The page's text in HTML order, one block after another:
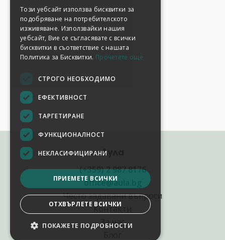
Аула
(+359) 2 987 8176
office@aula.bg
Често задавани въпроси
Контакти
За нас
Този уебсайт използва бисквитки за
подобряване на потребителското
изживяване. Използвайки нашия
уебсайт, Вие се съгласявате с всички
бисквитки в съответствие с нашата
Политика за Бисквитки. Прочетете още
СТРОГО НЕОБХОДИМО
ЕФЕКТИВНОСТ
ТАРГЕТИРАНЕ
ФУНКЦИОНАЛНОСТ
НЕКЛАСИФИЦИРАНИ
ПРИЕМЕТЕ ВСИЧКИ
ОТХВЪРЛЕТЕ ВСИЧКИ
ПОКАЖЕТЕ ПОДРОБНОСТИ